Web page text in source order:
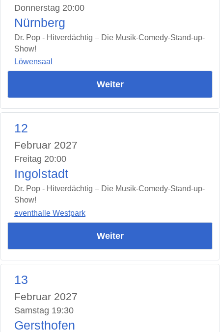
Donnerstag 20:00
Nürnberg
Dr. Pop - Hitverdächtig – Die Musik-Comedy-Stand-up-
Show!
Löwensaal
Weiter
12
Februar 2027
Freitag 20:00
Ingolstadt
Dr. Pop - Hitverdächtig – Die Musik-Comedy-Stand-up-
Show!
eventhalle Westpark
Weiter
13
Februar 2027
Samstag 19:30
Gersthofen